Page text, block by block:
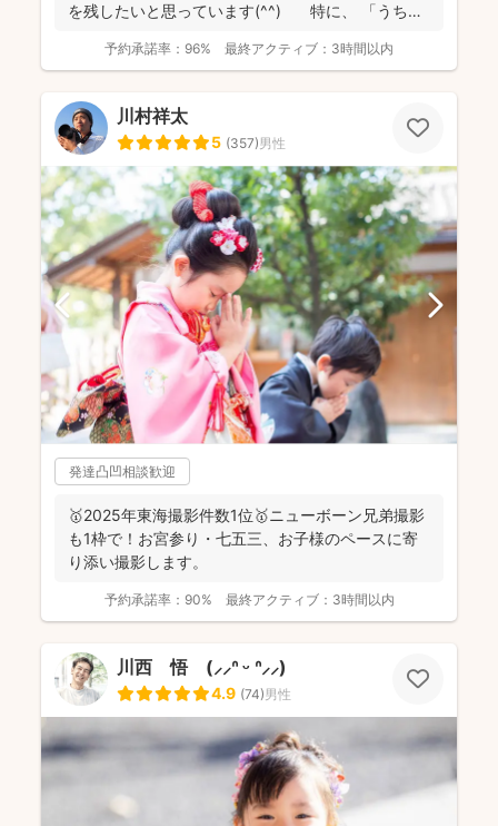
を残したいと思っています(^^) 特に、 「うち
予約承諾率： 96% 最終アクティブ： 3時間以内
川村祥太
5 (357)男性
発達凸凹相談歓迎
🥇2025年東海撮影件数1位🥇ニューボーン兄弟撮影
も1枠で！お宮参り・七五三、お子様のペースに寄
り添い撮影します。
予約承諾率： 90% 最終アクティブ： 3時間以内
川西 悟 (⸝⸝ᐢ ᵕ ᐢ⸝⸝)
4.9 (74)男性